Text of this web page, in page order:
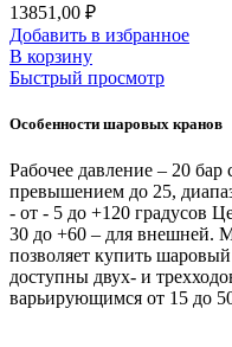
13851,00 ₽
Добавить в избранное
В корзину
Быстрый просмотр
Особенности шаровых кранов
Рабочее давление – 20
превышением до 25,
- от - 5 до +120 градусов
30 до +60 – для внешней.
позволяет купить
доступны двух- и
варьирующимся от 15 до